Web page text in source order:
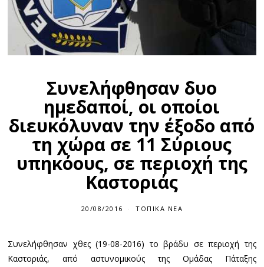
Συνελήφθησαν δυο
ημεδαποί, οι οποίοι
διευκόλυναν την έξοδο από
τη χώρα σε 11 Σύριους
υπηκόους, σε περιοχή της
Καστοριάς
20/08/2016 ΤΟΠΙΚΆ ΝΈΑ
Συνελήφθησαν χθες (19-08-2016) το βράδυ σε περιοχή της
Καστοριάς, από αστυνομικούς της Ομάδας Πάταξης